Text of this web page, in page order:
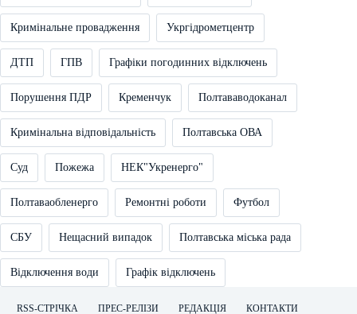
Кримінальне провадження Укргідрометцентр
ДТП ГПВ Графіки погодинних відключень
Порушення ПДР Кременчук Полтававодоканал
Кримінальна відповідальність Полтавська ОВА
Суд Пожежа НЕК"Укренерго"
Полтаваобленерго Ремонтні роботи Футбол
СБУ Нещасний випадок Полтавська міська рада
Відключення води Графік відключень
RSS-СТРІЧКА ПРЕС-РЕЛІЗИ РЕДАКЦІЯ КОНТАКТИ